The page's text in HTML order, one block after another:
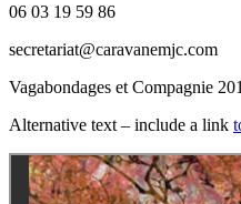
06 03 19 59 86
secretariat@caravanemjc.com
Vagabondages et Compagnie
Alternative text – include a link